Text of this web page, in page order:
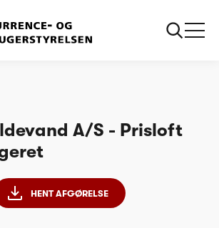
A/S - Prisloft
HENT AFGØRELSE